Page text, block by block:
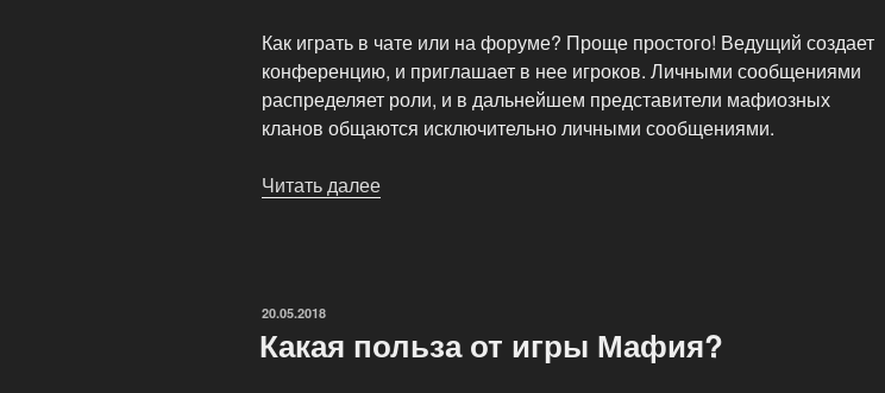
Как играть в чате или на форуме? Проще простого! Ведущий создает
конференцию, и приглашает в нее игроков. Личными сообщениями
распределяет роли, и в дальнейшем представители мафиозных
кланов общаются исключительно личными сообщениями.
Читать далее
ОПУБЛИКОВАНО
20.05.2018
Какая польза от игры Мафия?